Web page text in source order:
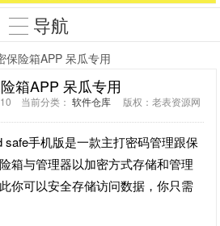
导航
保险箱APP 呆瓜专用
箱APP 呆瓜专用
当前分类： 软件仓库 版权：老表资源网
safe手机版是一款主打密码管理跟保
箱与管理器以加密方式存储和管理
你可以安全存储访问数据，你只需